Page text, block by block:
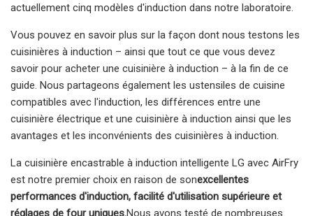
actuellement cinq modèles d'induction dans notre laboratoire.
Vous pouvez en savoir plus sur la façon dont nous testons les
cuisinières à induction – ainsi que tout ce que vous devez
savoir pour acheter une cuisinière à induction – à la fin de ce
guide. Nous partageons également les ustensiles de cuisine
compatibles avec l'induction, les différences entre une
cuisinière électrique et une cuisinière à induction ainsi que les
avantages et les inconvénients des cuisinières à induction.
La cuisinière encastrable à induction intelligente LG avec AirFry
est notre premier choix en raison de sonexcellentes
performances d'induction, facilité d'utilisation supérieure et
réglages de four uniques.Nous avons testé de nombreuses